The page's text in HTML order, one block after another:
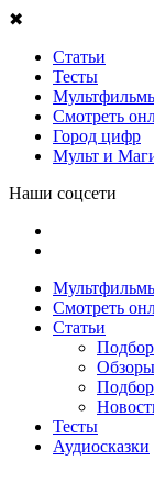
✖
Статьи
Тесты
Смотреть
Город цифр
Мульт и
Наши соцсети
Смотреть
Статьи
Тесты
Аудиосказки